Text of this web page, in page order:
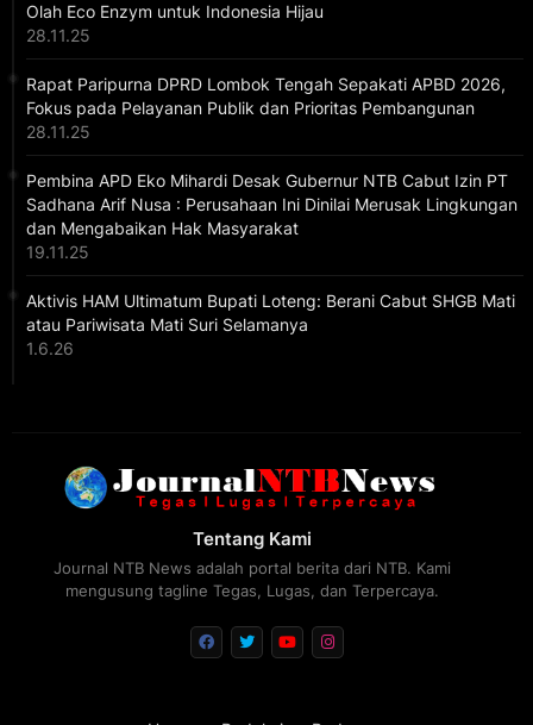
Olah Eco Enzym untuk Indonesia Hijau
28.11.25
Rapat Paripurna DPRD Lombok Tengah Sepakati APBD 2026,
Fokus pada Pelayanan Publik dan Prioritas Pembangunan
28.11.25
Pembina APD Eko Mihardi Desak Gubernur NTB Cabut Izin PT
Sadhana Arif Nusa : Perusahaan Ini Dinilai Merusak Lingkungan
dan Mengabaikan Hak Masyarakat
19.11.25
Aktivis HAM Ultimatum Bupati Loteng: Berani Cabut SHGB Mati
atau Pariwisata Mati Suri Selamanya
1.6.26
Tentang Kami
Journal NTB News adalah portal berita dari NTB. Kami
mengusung tagline Tegas, Lugas, dan Terpercaya.